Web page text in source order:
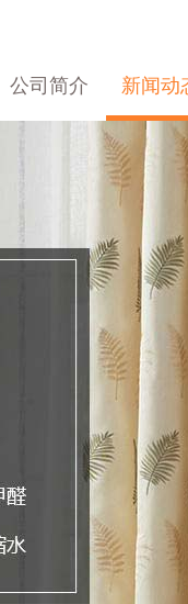
公司简介 新闻动